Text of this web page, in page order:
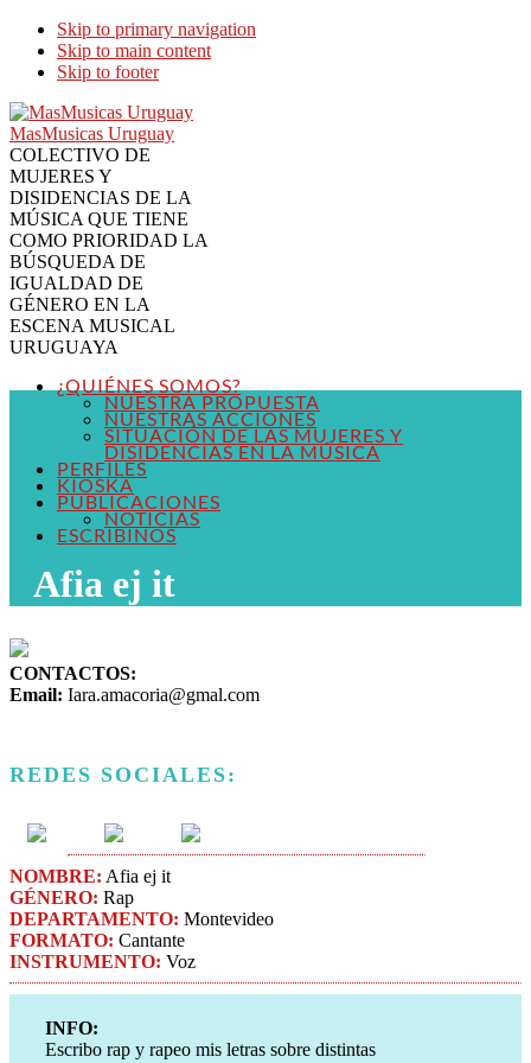
Skip to primary navigation
Skip to main content
Skip to footer
MasMusicas Uruguay
COLECTIVO DE
MUJERES Y
DISIDENCIAS DE LA
MÚSICA QUE TIENE
COMO PRIORIDAD LA
BÚSQUEDA DE
IGUALDAD DE
GÉNERO EN LA
ESCENA MUSICAL
URUGUAYA
¿QUIÉNES SOMOS?
NUESTRA PROPUESTA
NUESTRAS ACCIONES
SITUACIÓN DE LAS MUJERES Y
DISIDENCIAS EN LA MÚSICA
PERFILES
KIOSKA
PUBLICACIONES
NOTICIAS
ESCRIBINOS
Afia ej it
CONTACTOS:
Email: Iara.amacoria@gmal.com
REDES SOCIALES:
NOMBRE: Afia ej it
GÉNERO: Rap
DEPARTAMENTO: Montevideo
FORMATO: Cantante
INSTRUMENTO: Voz
INFO:
Escribo rap y rapeo mis letras sobre distintas